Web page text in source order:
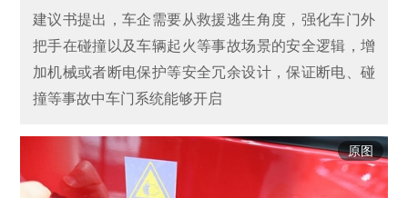
建议书提出，车企需要从救援逃生角度，强化车门外
把手在碰撞以及车辆起火等事故场景的安全逻辑，增
加机械或者断电保护等安全冗余设计，保证断电、碰
撞等事故中车门系统能够开启
原图